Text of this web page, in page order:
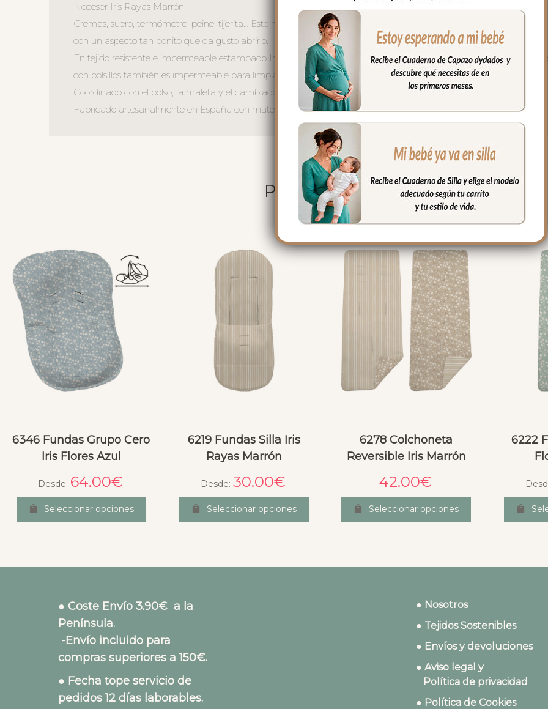
Neceser Iris Rayas Marrón.
Cremas, suero, termómetro, peine, tijerita… Este neceser mantiene en orden y a mano todos los artículos de
con un aspecto tan bonito que da gusto abrirlo.
En tejido resistente e impermeable estampado Iris Rayas Marrón de 26 x 15 x 10 cm, con interior cuidadosamente
con bolsillos también es impermeable para limpiar en segundos.
Coordinado con el bolso, la maleta y el cambiador de la Colección para un resultado de conjunto impecable.
Fabricado artesanalmente en España con materiales de primera calidad.
PRODUCTOS RELACIONADOS
6346 Fundas Grupo Cero
Iris Flores Azul
Desde: 64.00€
Seleccionar opciones
6219 Fundas Silla Iris
Rayas Marrón
Desde: 30.00€
Seleccionar opciones
6278 Colchoneta
Reversible Iris Marrón
42.00€
Seleccionar opciones
6222
● Coste Envío 3.90€ a la
Península.
-Envío incluido para
compras superiores a 150€.
● Fecha tope servicio de
pedidos 12 días laborables.
● Nosotros
● Tejidos Sostenibles
● Envíos y devoluciones
● Aviso legal y
Política de privacidad
● Política de Cookies